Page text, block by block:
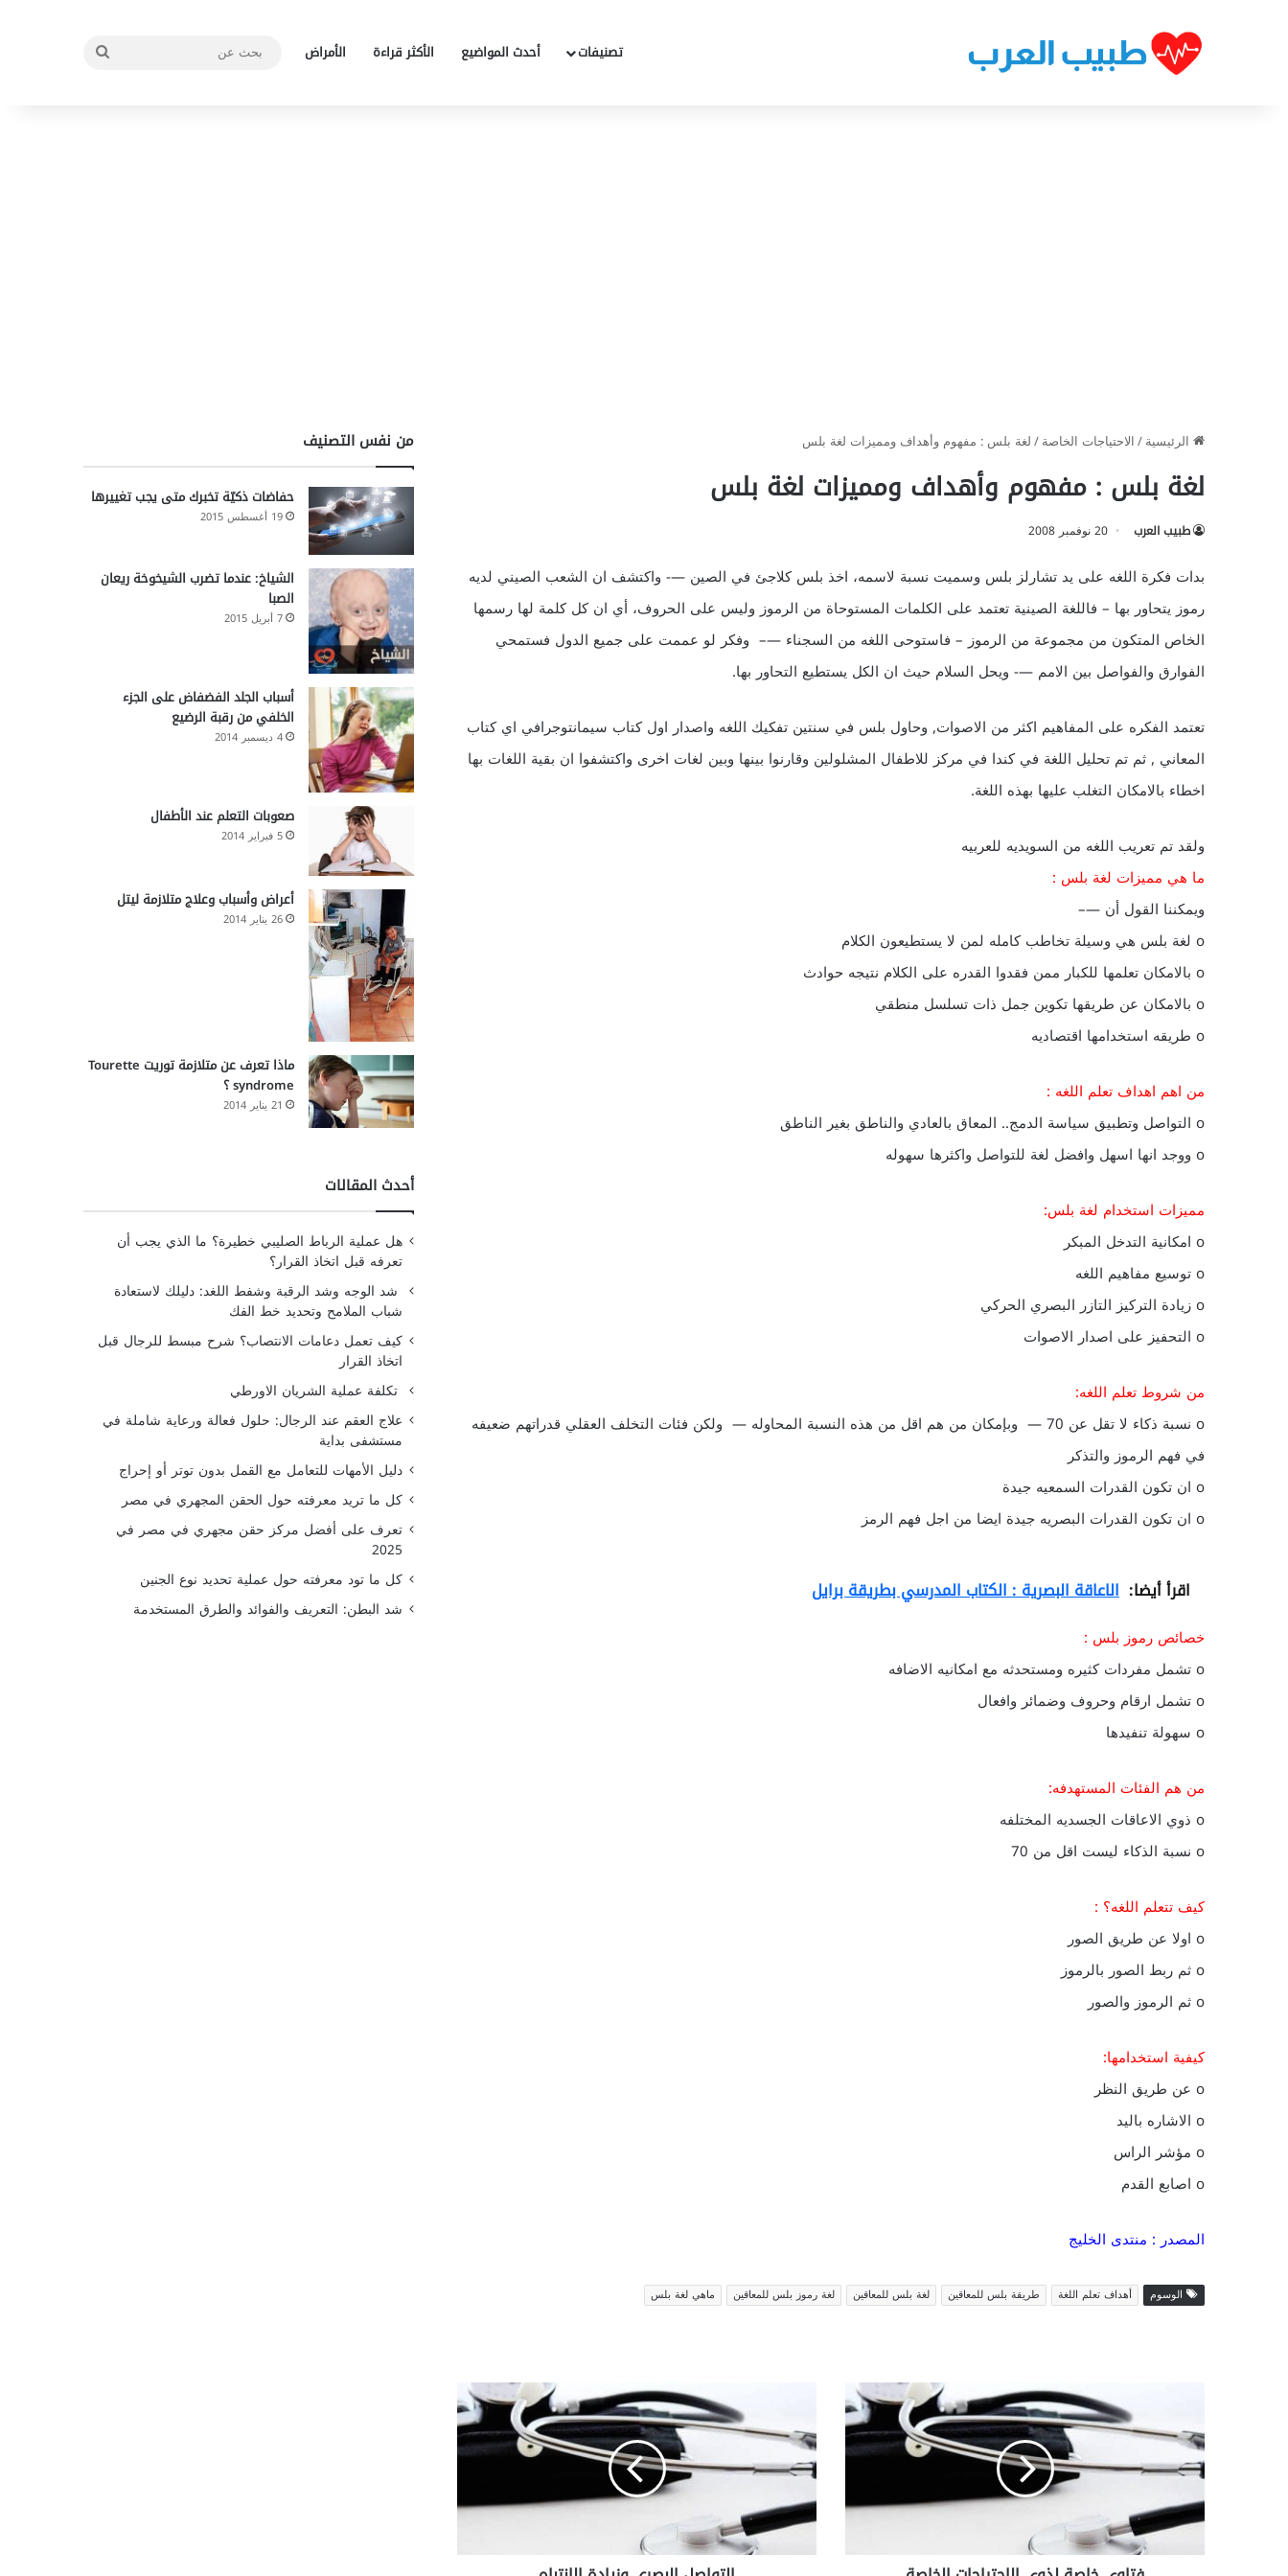
تصنيفات أحدث المواضيع الأكثر قراءة الأمراض
الرئيسية/الاحتياجات الخاصة/لغة بلس : مفهوم وأهداف ومميزات لغة بلس
لغة بلس : مفهوم وأهداف ومميزات لغة بلس
طبيب العرب 20 نوفمبر 2008
بدات فكرة اللغه على يد تشارلز بلس وسميت نسبة لاسمه، اخذ بلس كلاجئ في الصين —- واكتشف ان الشعب الصيني لديه
رموز يتحاور بها – فاللغة الصينية تعتمد على الكلمات المستوحاة من الرموز وليس على الحروف، أي ان كل كلمة لها رسمها
الخاص المتكون من مجموعة من الرموز – فاستوحى اللغه من السجناء —– وفكر لو عممت على جميع الدول فستمحي
الفوارق والفواصل بين الامم —- ويحل السلام حيث ان الكل يستطيع التحاور بها.
تعتمد الفكره على المفاهيم اكثر من الاصوات, وحاول بلس في سنتين تفكيك اللغه واصدار اول كتاب سيمانتوجرافي اي كتاب
المعاني , ثم تم تحليل اللغة في كندا في مركز للاطفال المشلولين وقارنوا بينها وبين لغات اخرى واكتشفوا ان بقية اللغات بها
اخطاء بالامكان التغلب عليها بهذه اللغة.
ولقد تم تعريب اللغه من السويديه للعربيه
ما هي مميزات لغة بلس :
ويمكننا القول أن —–
o لغة بلس هي وسيلة تخاطب كامله لمن لا يستطيعون الكلام
o بالامكان تعلمها للكبار ممن فقدوا القدره على الكلام نتيجه حوادث
o بالامكان عن طريقها تكوين جمل ذات تسلسل منطقي
o طريقه استخدامها اقتصاديه
من اهم اهداف تعلم اللغه :
o التواصل وتطبيق سياسة الدمج.. المعاق بالعادي والناطق بغير الناطق
o ووجد انها اسهل وافضل لغة للتواصل واكثرها سهوله
مميزات استخدام لغة بلس:
o امكانية التدخل المبكر
o توسيع مفاهيم اللغه
o زيادة التركيز التازر البصري الحركي
o التحفيز على اصدار الاصوات
من شروط تعلم اللغه:
o نسبة ذكاء لا تقل عن 70 — وبإمكان من هم اقل من هذه النسبة المحاوله — ولكن فئات التخلف العقلي قدراتهم ضعيفه
في فهم الرموز والتذكر
o ان تكون القدرات السمعيه جيدة
o ان تكون القدرات البصريه جيدة ايضا من اجل فهم الرمز
اقرأ أيضا: الاعاقة البصرية : الكتاب المدرسي بطريقة برايل
خصائص رموز بلس :
o تشمل مفردات كثيره ومستحدثه مع امكانيه الاضافه
o تشمل ارقام وحروف وضمائر وافعال
o سهولة تنفيدها
من هم الفئات المستهدفه:
o ذوي الاعاقات الجسديه المختلفه
o نسبة الذكاء ليست اقل من 70
كيف تتعلم اللغه؟ :
o اولا عن طريق الصور
o ثم ربط الصور بالرموز
o ثم الرموز والصور
كيفية استخدامها:
o عن طريق النظر
o الاشاره باليد
o مؤشر الراس
o اصابع القدم
المصدر : منتدى الخليج
الوسوم أهداف تعلم اللغة طريقة بلس للمعاقين لغة بلس للمعاقين لغة رموز بلس للمعاقين ماهي لغة بلس
ا
و
ى
ا
ة
ت
و
ا
ل
ل
من نفس التصنيف
حفاضات ذكيّة تخبرك متى يجب تغييرها
19 أغسطس 2015
الشياخ: عندما تضرب الشيخوخة ريعان
الصبا
7 أبريل 2015
أسباب الجلد الفضفاض على الجزء
الخلفي من رقبة الرضيع
4 ديسمبر 2014
صعوبات التعلم عند الأطفال
5 فبراير 2014
أعراض وأسباب وعلاج متلازمة ليتل
26 يناير 2014
ماذا تعرف عن متلازمة توريت Tourette
syndrome ؟
21 يناير 2014
أحدث المقالات
هل عملية الرباط الصليبي خطيرة؟ ما الذي يجب أن
تعرفه قبل اتخاذ القرار؟
شد الوجه وشد الرقبة وشفط اللغد: دليلك لاستعادة
شباب الملامح وتحديد خط الفك
كيف تعمل دعامات الانتصاب؟ شرح مبسط للرجال قبل
اتخاذ القرار
تكلفة عملية الشريان الاورطي
علاج العقم عند الرجال: حلول فعالة ورعاية شاملة في
مستشفى بداية
دليل الأمهات للتعامل مع القمل بدون توتر أو إحراج
كل ما تريد معرفته حول الحقن المجهري في مصر
تعرف على أفضل مركز حقن مجهري في مصر في
2025
كل ما تود معرفته حول عملية تحديد نوع الجنين
شد البطن: التعريف والفوائد والطرق المستخدمة